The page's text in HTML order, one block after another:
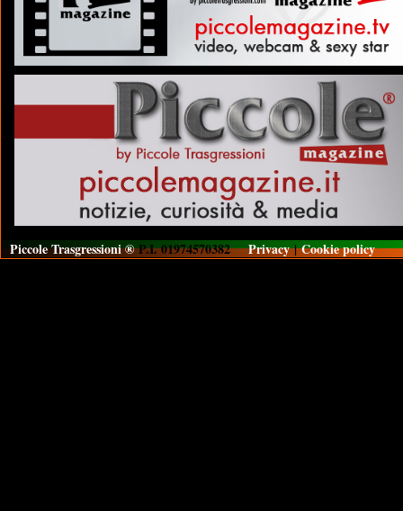
Piccole Trasgressioni ®P.I. 01974570382Privacy|Cookie policy